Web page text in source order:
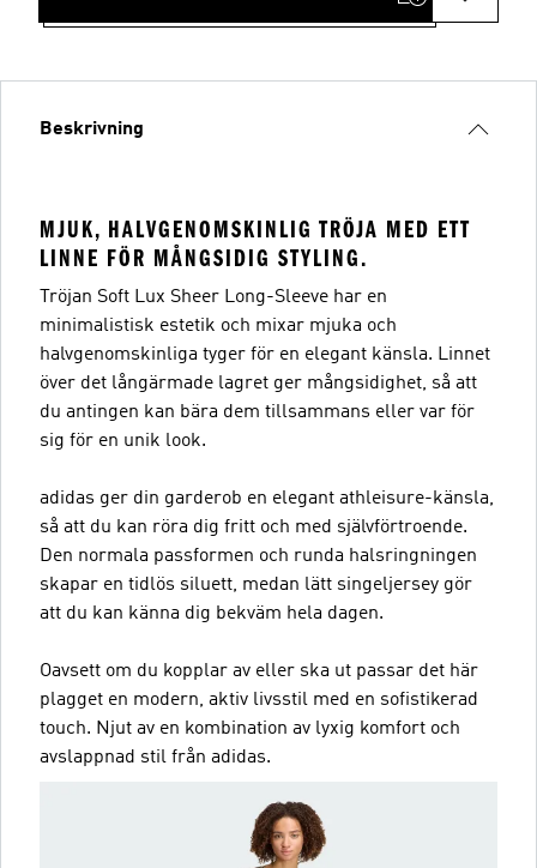
Beskrivning
MJUK, HALVGENOMSKINLIG TRÖJA MED ETT
LINNE FÖR MÅNGSIDIG STYLING.
Tröjan Soft Lux Sheer Long-Sleeve har en
minimalistisk estetik och mixar mjuka och
halvgenomskinliga tyger för en elegant känsla. Linnet
över det långärmade lagret ger mångsidighet, så att
du antingen kan bära dem tillsammans eller var för
sig för en unik look.
adidas ger din garderob en elegant athleisure-känsla,
så att du kan röra dig fritt och med självförtroende.
Den normala passformen och runda halsringningen
skapar en tidlös siluett, medan lätt singeljersey gör
att du kan känna dig bekväm hela dagen.
Oavsett om du kopplar av eller ska ut passar det här
plagget en modern, aktiv livsstil med en sofistikerad
touch. Njut av en kombination av lyxig komfort och
avslappnad stil från adidas.